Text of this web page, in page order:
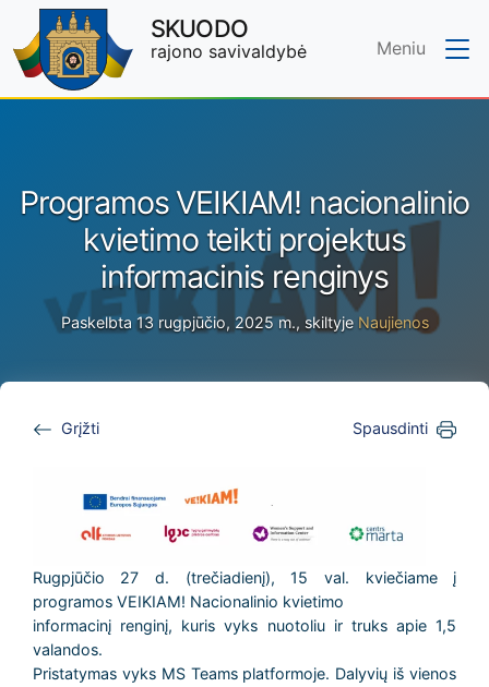
Skip to main content
SKUODO
rajono savivaldybė Meniu
Programos VEIKIAM! nacionalinio
kvietimo teikti projektus
informacinis renginys
Paskelbta 13 rugpjūčio, 2025 m., skiltyje Naujienos
Grįžti Spausdinti
Rugpjūčio 27 d. (trečiadienį), 15 val. kviečiame į
programos VEIKIAM! Nacionalinio kvietimo
informacinį renginį, kuris vyks nuotoliu ir truks apie 1,5
valandos.
Pristatymas vyks MS Teams platformoje. Dalyvių iš vienos